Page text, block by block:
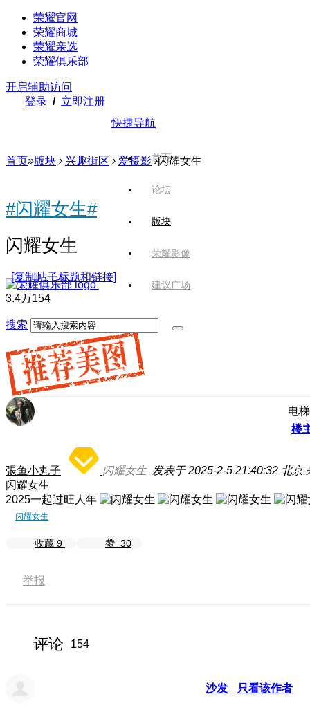
荣耀官网
荣耀商城
荣耀亲选
荣耀俱乐部
开启辅助访问
登录 / 立即注册
快捷导航
首页
论坛
版块
荣耀影像
建议广场
搜索
首页»版块 › 兴趣街区 › 爱摄影 ›闪耀女生
#闪耀女生#
闪耀女生
[复制帖子标题和链接]
3.4万154
电
楼
張鱼小丸子 闪耀女生 发表于 2025-2-5 21:40:32 北京
闪耀女生
2025一起过旺人年
闪耀女生
收藏 9 赞 30
举报
评论 154
沙发 只看该作者